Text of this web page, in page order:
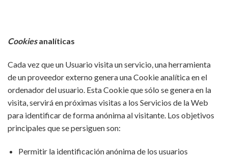
Cookiesanalíticas
Cada vez que un Usuario visita un servicio, una herramienta
de un proveedor externo genera una Cookie analítica en el
ordenador del usuario. Esta Cookie que sólo se genera en la
visita, servirá en próximas visitas a los Servicios de la Web
para identificar de forma anónima al visitante. Los objetivos
principales que se persiguen son:
Permitir la identificación anónima de los usuarios